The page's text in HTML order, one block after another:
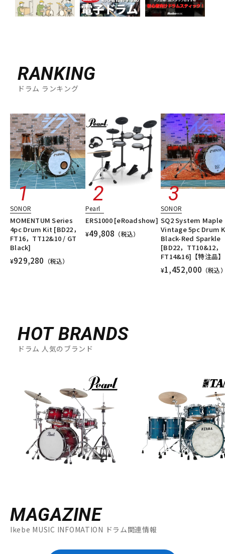
RANKING
ドラム ランキング
SONOR
MOMENTUM Series
4pc Drum Kit [BD22，
FT16，TT12&10 / GT
Black]
¥929,280 （税込）
Pearl
ERS1000 [eRoadshow]
¥49,808 （税込）
SONOR
SQ2 System Maple
Vintage 5pc Drum
Black-Red Sparkle
[BD22，TT10&12，
FT14&16]【特注品】
¥1,452,000 （税込
HOT BRANDS
ドラム 人気のブランド
MAGAZINE
Ikebe MUSIC INFOMATION ドラム関連情報